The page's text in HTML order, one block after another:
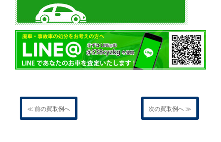
≪ 前の買取例へ 次の買取例へ ≫